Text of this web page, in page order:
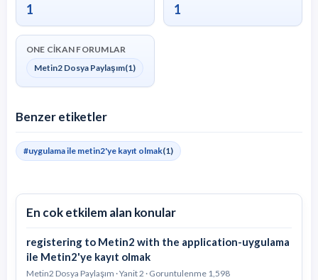
1 1
ONE CIKAN FORUMLAR
Metin2 Dosya Paylaşım(1)
Benzer etiketler
#uygulama ile metin2'ye kayıt olmak(1)
En cok etkilem alan konular
registering to Metin2 with the application-uygulama
ile Metin2'ye kayıt olmak
Metin2 Dosya Paylaşım · Yanit 2 · Goruntulenme 1,598